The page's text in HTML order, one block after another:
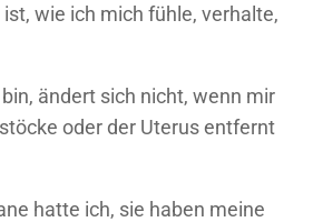
wie ich mich fühle, verhalte,
ändert sich nicht, wenn mir
oder der Uterus entfernt
hatte ich, sie haben meine